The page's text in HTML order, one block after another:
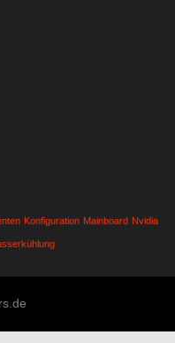
Konfiguration Mainboard Nvidia